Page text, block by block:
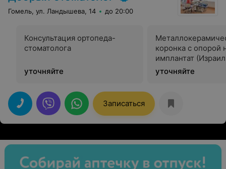
Гомель, ул. Ландышева, 14 до 20:00
Консультация ортопеда-
стоматолога
уточняйте
коронка с опорой
имплантат
уточняйте
Записаться